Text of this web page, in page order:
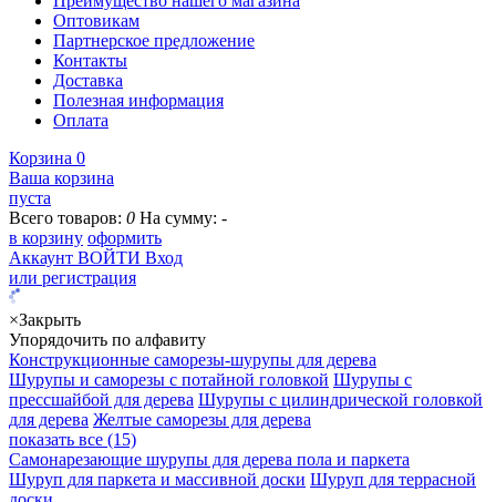
Оптовикам
Партнерское предложение
Контакты
Доставка
Полезная информация
Оплата
Корзина 0
Ваша корзина
пуста
Всего товаров: 0 На сумму: -
в корзину оформить
Аккаунт ВОЙТИ Вход
или регистрация
×Закрыть
Упорядочить по алфавиту
Конструкционные саморезы-шурупы для дерева
Шурупы и саморезы с потайной головкой Шурупы с
прессшайбой для дерева Шурупы с цилиндрической головкой
для дерева Желтые саморезы для дерева
показать все (15)
Самонарезающие шурупы для дерева пола и паркета
Шуруп для паркета и массивной доски Шуруп для террасной